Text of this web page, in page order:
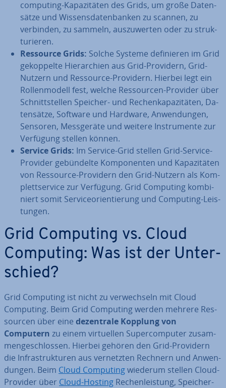
com­pu­ting-Ka­pa­zi­tä­ten des Grids, um große Da­ten­
sät­ze und Wis­sens­da­ten­ban­ken zu scannen, zu
verbinden, zu sammeln, aus­zu­wer­ten oder zu struk­
tu­rie­ren.
Ressource Grids: Solche Systeme de­fi­nie­ren im Grid
ge­kop­pel­te Hier­ar­chien aus Grid-Providern, Grid-
Nutzern und Ressource-Providern. Hierbei legt ein
Rol­len­mo­dell fest, welche Res­sour­cen-Provider über
Schnitt­stel­len Speicher- und Re­chen­ka­pa­zi­tä­ten, Da­
ten­sät­ze, Software und Hardware, An­wen­dun­gen,
Sensoren, Mess­ge­rä­te und weitere In­stru­men­te zur
Verfügung stellen können.
Service Grids: Im Service-Grid stellen Grid-Service-
Provider ge­bün­del­te Kom­po­nen­ten und Ka­pa­zi­tä­ten
von Ressource-Providern den Grid-Nutzern als Kom­
plett­ser­vice zur Verfügung. Grid Computing kom­bi­
niert somit Ser­vice­ori­en­tie­rung und Computing-Leis­
tun­gen.
Grid Computing vs. Cloud
Computing: Was ist der Un­ter­
schied?
Grid Computing ist nicht zu ver­wech­seln mit Cloud
Computing. Beim Grid Computing werden mehrere Res­
sour­cen über eine de­zen­tra­le Kopplung von
Computern zu einem vir­tu­el­len Su­per­com­pu­ter zu­sam­
men­ge­schlos­sen. Hierbei gehören den Grid-Providern
die In­fra­struk­tu­ren aus ver­netz­ten Rechnern und An­wen­
dun­gen. Beim Cloud Computingwiederum stellen Cloud-
Provider über Cloud-Hosting Re­chen­leis­tung, Spei­cher­